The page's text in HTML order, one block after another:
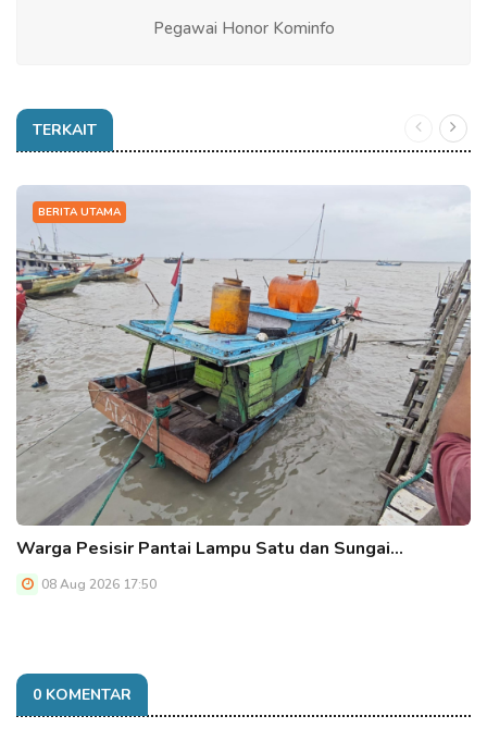
Pegawai Honor Kominfo
TERKAIT
BERITA UTAMA
Warga Pesisir Pantai Lampu Satu dan Sungai…
08 Aug 2026 17:50
0 KOMENTAR